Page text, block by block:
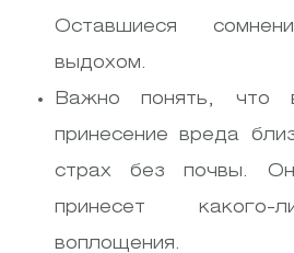
Оставшиеся
выдохом.
Важно понять, что
принесение вреда
страх без почвы.
принесет какого-
воплощения.